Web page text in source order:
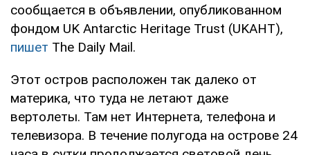
сообщается в объявлении, опубликованном
фондом UK Antarctic Heritage Trust (UKAHT),
пишет The Daily Mail.
Этот остров расположен так далеко от
материка, что туда не летают даже
вертолеты. Там нет Интернета, телефона и
телевизора. В течение полугода на острове 24